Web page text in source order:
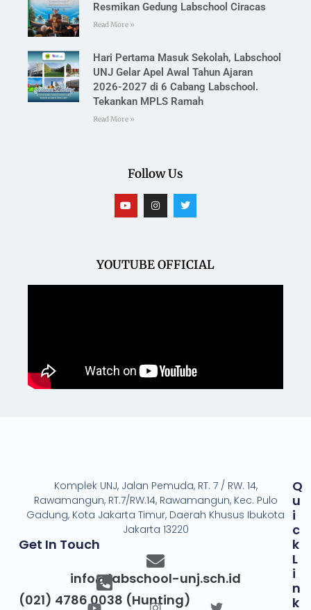
Resmikan Gedung Labschool Ciracas
Read More »
Hari Pertama Masuk Sekolah, Labschool
UNJ Gelar Apel Awal Tahun Ajaran
2026-2027 di 6 Cabang Labschool.
Tekankan MPLS Ramah
Read More »
Follow Us
YOUTUBE OFFICIAL
Komplek UNJ, Jalan Pemuda, RT. 7 / RW. 14,
Rawamangun, RT.7/RW.14, Rawamangun, Kec. Pulo
Gadung, Kota Jakarta Timur, Daerah Khusus Ibukota
Jakarta 13220
Get In Touch
info@labschool-unj.sch.id
(021) 4786 0038 (Hunting)
Q
U
I
C
K
L
I
N
K